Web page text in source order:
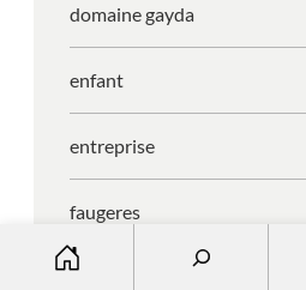
domaine gayda
enfant
entreprise
faugeres
faustino